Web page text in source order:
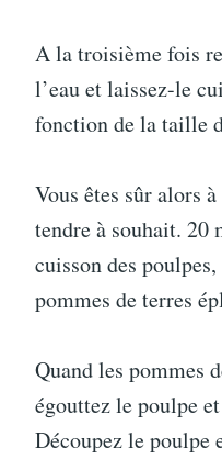
A la troisième fois
l’eau et laissez-le
fonction de la taille
Vous êtes sûr alors
tendre à souhait. 20
cuisson des
pommes de terres
Quand les pommes
égouttez le poulpe
Découpez le poulpe